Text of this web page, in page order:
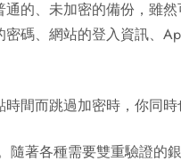
的、未加密的備份，雖
碼、網站的登入資訊、
間而跳過加密時，你同時
隨著各種需要雙重驗證的